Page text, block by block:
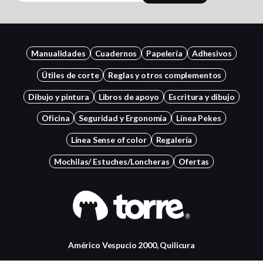
Manualidades Cuadernos Papelería Adhesivos
Útiles de corte Reglas y otros complementos
Dibujo y pintura Libros de apoyo Escritura y dibujo
Oficina Seguridad y Ergonomía Línea Pekes
Línea Sense of color Regalería
Mochilas/ Estuches/Loncheras Ofertas
Américo Vespucio 2000, Quilicura